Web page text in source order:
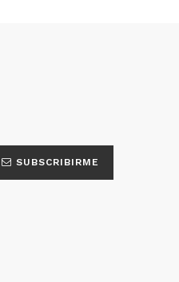
SUBSCRIBIRME